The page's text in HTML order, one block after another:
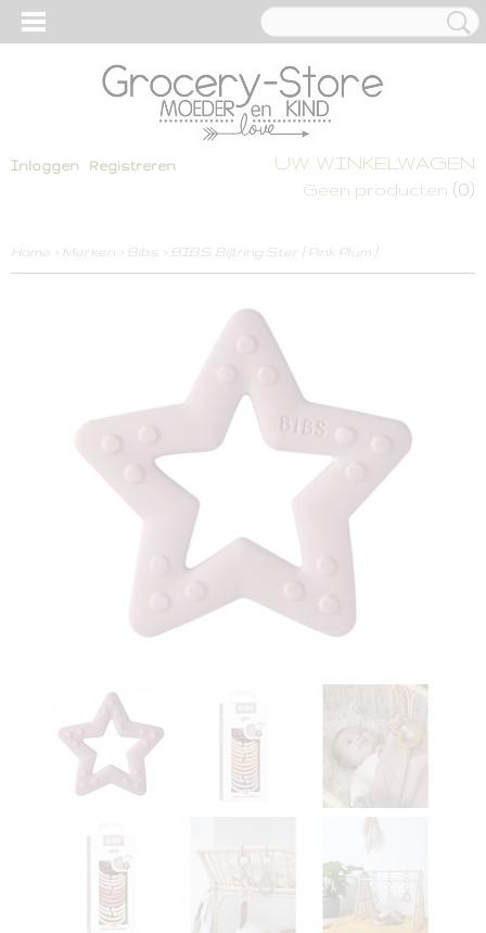
Inloggen Registreren UW WINKELWAGEN
Geen producten (0)
Home > Merken > Bibs > BIBS Bijtring Ster [ Pink Plum ]